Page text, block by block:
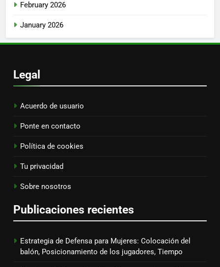
February 2026
January 2026
Legal
Acuerdo de usuario
Ponte en contacto
Política de cookies
Tu privacidad
Sobre nosotros
Publicaciones recientes
Estrategia de Defensa para Mujeres: Colocación del
balón, Posicionamiento de los jugadores, Tiempo